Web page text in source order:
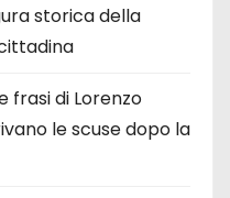
storica della
frasi di Lorenzo
le scuse dopo la